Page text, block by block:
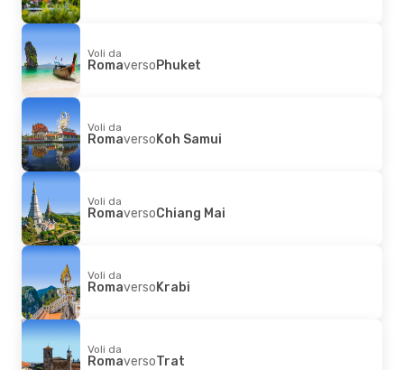
Voli da
RomaversoPhuket
Voli da
RomaversoKoh Samui
Voli da
RomaversoChiang Mai
Voli da
RomaversoKrabi
Voli da
RomaversoTrat